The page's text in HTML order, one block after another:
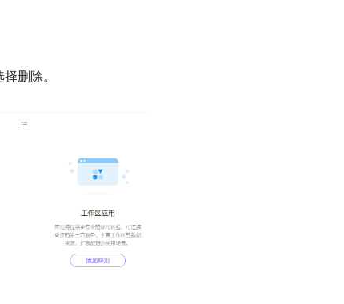
删除。